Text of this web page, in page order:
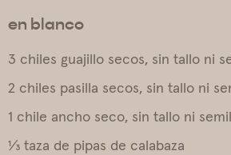
en blanco
3 chiles guajillo secos, sin tallo ni
2 chiles pasilla secos, sin tallo ni
1 chile ancho seco, sin tallo ni
⅓ taza de pipas de calabaza